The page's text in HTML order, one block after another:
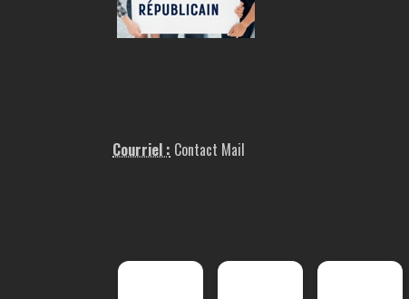
Courriel : Contact Mail